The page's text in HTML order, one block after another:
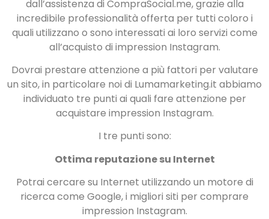
dall’assistenza di CompraSocial.me, grazie alla
incredibile professionalità offerta per tutti coloro i
quali utilizzano o sono interessati ai loro servizi come
all’acquisto di impression Instagram.
Dovrai prestare attenzione a più fattori per valutare
un sito, in particolare noi di Lumamarketing.it abbiamo
individuato tre punti ai quali fare attenzione per
acquistare impression Instagram.
I tre punti sono:
Ottima reputazione su Internet
Potrai cercare su Internet utilizzando un motore di
ricerca come Google, i migliori siti per comprare
impression Instagram.